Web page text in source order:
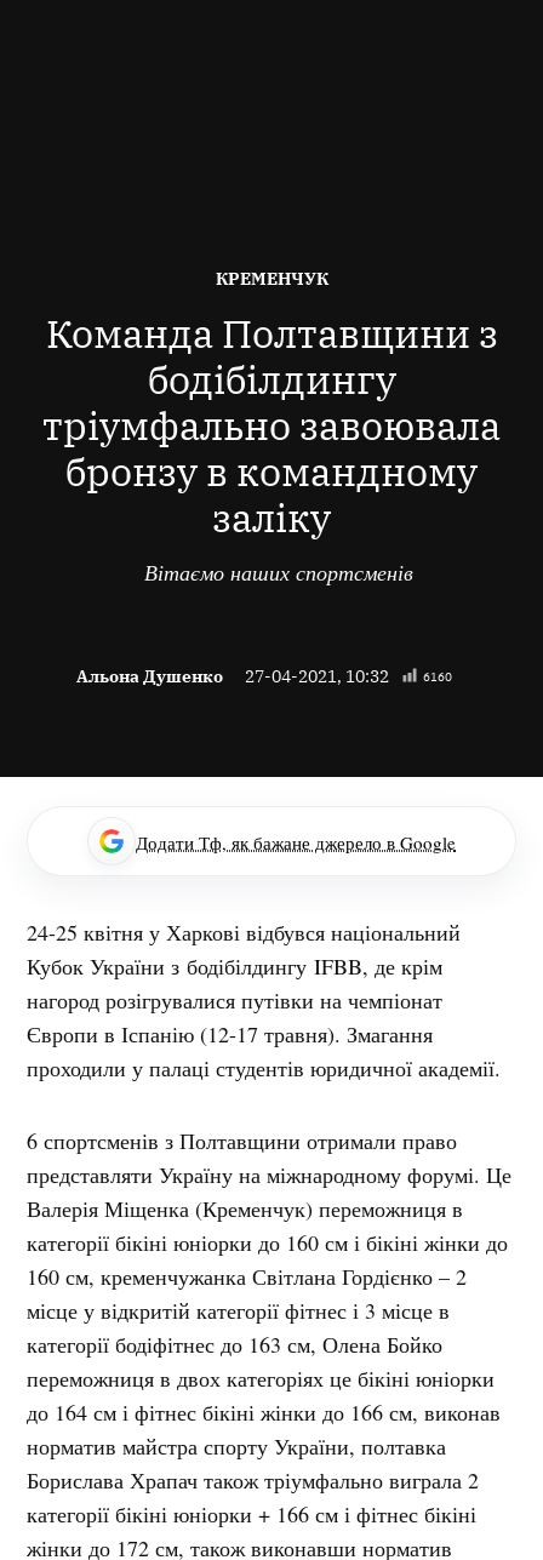
ОПУБЛІКОВАНО
КРЕМЕНЧУК
Команда Полтавщини з
бодібілдингу
тріумфально завоювала
бронзу в командному
заліку
Вітаємо наших спортсменів
Альона Душенко 27-04-2021, 10:32 6160
Додати Тф, як бажане джерело в Google
24-25 квітня у Харкові відбувся національний
Кубок України з бодібілдингу IFBB, де крім
нагород розігрувалися путівки на чемпіонат
Європи в Іспанію (12-17 травня). Змагання
проходили у палаці студентів юридичної академії.
6 спортсменів з Полтавщини отримали право
представляти Україну на міжнародному форумі. Це
Валерія Міщенка (Кременчук) переможниця в
категорії бікіні юніорки до 160 см і бікіні жінки до
160 см, кременчужанка Світлана Гордієнко – 2
місце у відкритій категорії фітнес і 3 місце в
категорії бодіфітнес до 163 см, Олена Бойко
переможниця в двох категоріях це бікіні юніорки
до 164 см і фітнес бікіні жінки до 166 см, виконав
норматив майстра спорту України, полтавка
Борислава Храпач також тріумфально виграла 2
категорії бікіні юніорки + 166 см і фітнес бікіні
жінки до 172 см, також виконавши норматив